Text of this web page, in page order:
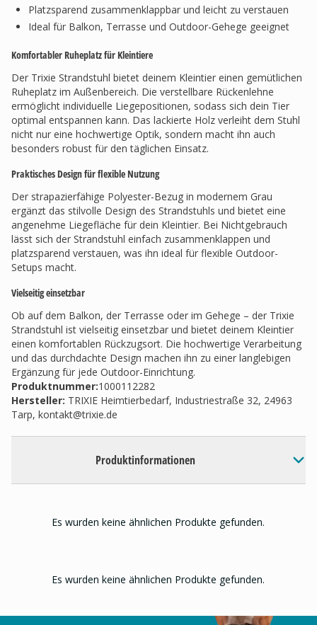
Platzsparend zusammenklappbar und leicht zu verstauen
Ideal für Balkon, Terrasse und Outdoor-Gehege geeignet
Komfortabler Ruheplatz für Kleintiere
Der Trixie Strandstuhl bietet deinem Kleintier einen gemütlichen
Ruheplatz im Außenbereich. Die verstellbare Rückenlehne
ermöglicht individuelle Liegepositionen, sodass sich dein Tier
optimal entspannen kann. Das lackierte Holz verleiht dem Stuhl
nicht nur eine hochwertige Optik, sondern macht ihn auch
besonders robust für den täglichen Einsatz.
Praktisches Design für flexible Nutzung
Der strapazierfähige Polyester-Bezug in modernem Grau
ergänzt das stilvolle Design des Strandstuhls und bietet eine
angenehme Liegefläche für dein Kleintier. Bei Nichtgebrauch
lässt sich der Strandstuhl einfach zusammenklappen und
platzsparend verstauen, was ihn ideal für flexible Outdoor-
Setups macht.
Vielseitig einsetzbar
Ob auf dem Balkon, der Terrasse oder im Gehege – der Trixie
Strandstuhl ist vielseitig einsetzbar und bietet deinem Kleintier
einen komfortablen Rückzugsort. Die hochwertige Verarbeitung
und das durchdachte Design machen ihn zu einer langlebigen
Ergänzung für jede Outdoor-Einrichtung.
Produktnummer:1000112282
Hersteller: TRIXIE Heimtierbedarf, Industriestraße 32, 24963
Tarp, kontakt@trixie.de
Produktinformationen
Es wurden keine ähnlichen Produkte gefunden.
Es wurden keine ähnlichen Produkte gefunden.